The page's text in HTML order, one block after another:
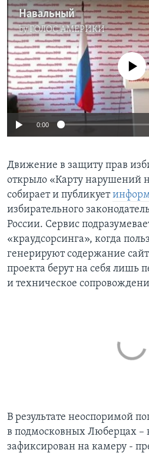
Навальный
byГОЛОС АМЕРИКИ
No media source
0:00
Движение в защиту прав
открыло «Карту нарушений
собирает и публикует
избирательного
России. Сервис
«краудсорсинга», когда
генерируют содержание
проекта берут на себя лишь
и техническое
В результате неоспоримой
в подмосковных Люберцах –
зафиксирован на камеру -